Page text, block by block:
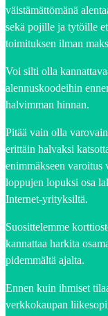
väistämättömänä
sekä pojille ja tytöille
toimituksen ilman
Voi silti olla
alennuskoodeihin
halvimman hinnan.
Pitää vain olla
erittäin halvaksi
enimmäkseen
loppujen lopuksi osa
Internet-yrityksiltä.
Suosittelemme
kannattaa harkita
pidemmältä ajalta.
Ennen kuin ihmiset
verkkokaupan